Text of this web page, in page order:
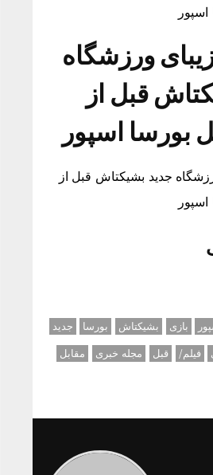
ورزشگاه
قبل از
بورسا اسپور
جدید بشیکتاش قبل از
بازی بشیکتاش بورسا
جدید
فیلم/ قبل مجله خبری
مقابل